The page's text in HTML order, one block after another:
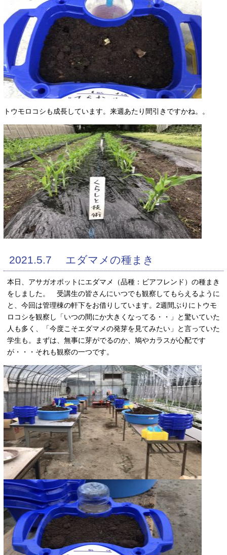
トウモロコシも成長しています。来週あたり間引きですかね。。
2021.5.7 エダマメの種まき
本日、アサガオポットにエダマメ（品種：ビアフレンド）の種まき
をしました。 受講生の皆さんにいつでも観察してもらえるように
と、今回は管理棟の軒下をお借りしています。2週間ぶりにトウモ
ロコシを観察し「いつの間にか大きくなってる・・」と驚いていた
人も多く、「今度こそエダマメの発芽を見てみたい」と言っていた
学生も。まずは、無事に芽がでるのか、鳩やカラスが心配です
が・・・それも観察の一つです。